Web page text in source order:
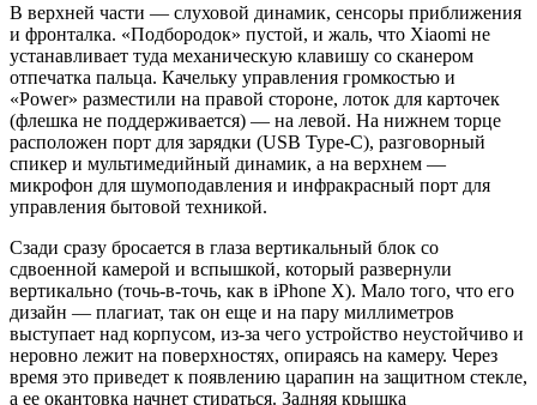
В верхней части — слуховой динамик, сенсоры приближения
и фронталка. «Подбородок» пустой, и жаль, что Xiaomi не
устанавливает туда механическую клавишу со сканером
отпечатка пальца. Качельку управления громкостью и
«Power» разместили на правой стороне, лоток для карточек
(флешка не поддерживается) — на левой. На нижнем торце
расположен порт для зарядки (USB Type-C), разговорный
спикер и мультимедийный динамик, а на верхнем —
микрофон для шумоподавления и инфракрасный порт для
управления бытовой техникой.
Сзади сразу бросается в глаза вертикальный блок со
сдвоенной камерой и вспышкой, который развернули
вертикально (точь-в-точь, как в iPhone X). Мало того, что его
дизайн — плагиат, так он еще и на пару миллиметров
выступает над корпусом, из-за чего устройство неустойчиво и
неровно лежит на поверхностях, опираясь на камеру. Через
время это приведет к появлению царапин на защитном стекле,
а ее окантовка начнет стираться. Задняя крышка